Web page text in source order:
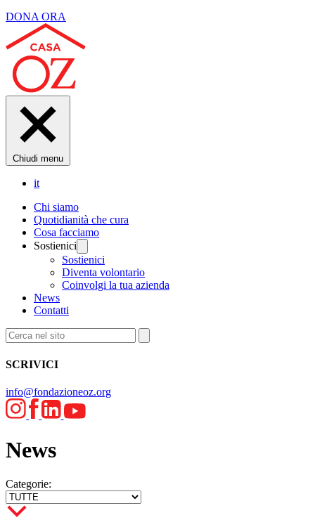
DONA ORA
Chiudi menu
it
Chi siamo
Quotidianità che cura
Cosa facciamo
Sostienici
Sostienici
Diventa volontario
Coinvolgi la tua azienda
News
Contatti
SCRIVICI
info@fondazioneoz.org
News
Categorie: